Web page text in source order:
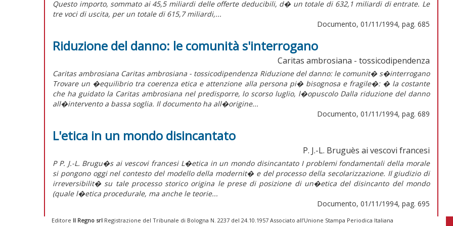
Questo importo, sommato ai 45,5 miliardi delle offerte deducibili, d� un totale di 632,1 miliardi di entrate. Le
tre voci di uscita, per un totale di 615,7 miliardi,...
Documento, 01/11/1994, pag. 685
Riduzione del danno: le comunità s'interrogano
Caritas ambrosiana - tossicodipendenza
Caritas ambrosiana Caritas ambrosiana - tossicodipendenza Riduzione del danno: le comunit� s�interrogano
Trovare un �equilibrio tra coerenza etica e attenzione alla persona pi� bisognosa e fragile�: � la costante
che ha guidato la Caritas ambrosiana nel predisporre, lo scorso luglio, l�opuscolo Dalla riduzione del danno
all�intervento a bassa soglia. Il documento ha all�origine...
Documento, 01/11/1994, pag. 689
L'etica in un mondo disincantato
P. J.-L. Bruguès ai vescovi francesi
P P. J.-L. Brugu�s ai vescovi francesi L�etica in un mondo disincantato I problemi fondamentali della morale
si pongono oggi nel contesto del modello della modernit� e del processo della secolarizzazione. Il giudizio di
irreversibilit� su tale processo storico origina le prese di posizione di un�etica del disincanto del mondo
(quale l�etica procedurale, ma anche le teorie...
Documento, 01/11/1994, pag. 695
Editore Il Regno srl Registrazione del Tribunale di Bologna N. 2237 del 24.10.1957 Associato all’Unione Stampa Periodica Italiana